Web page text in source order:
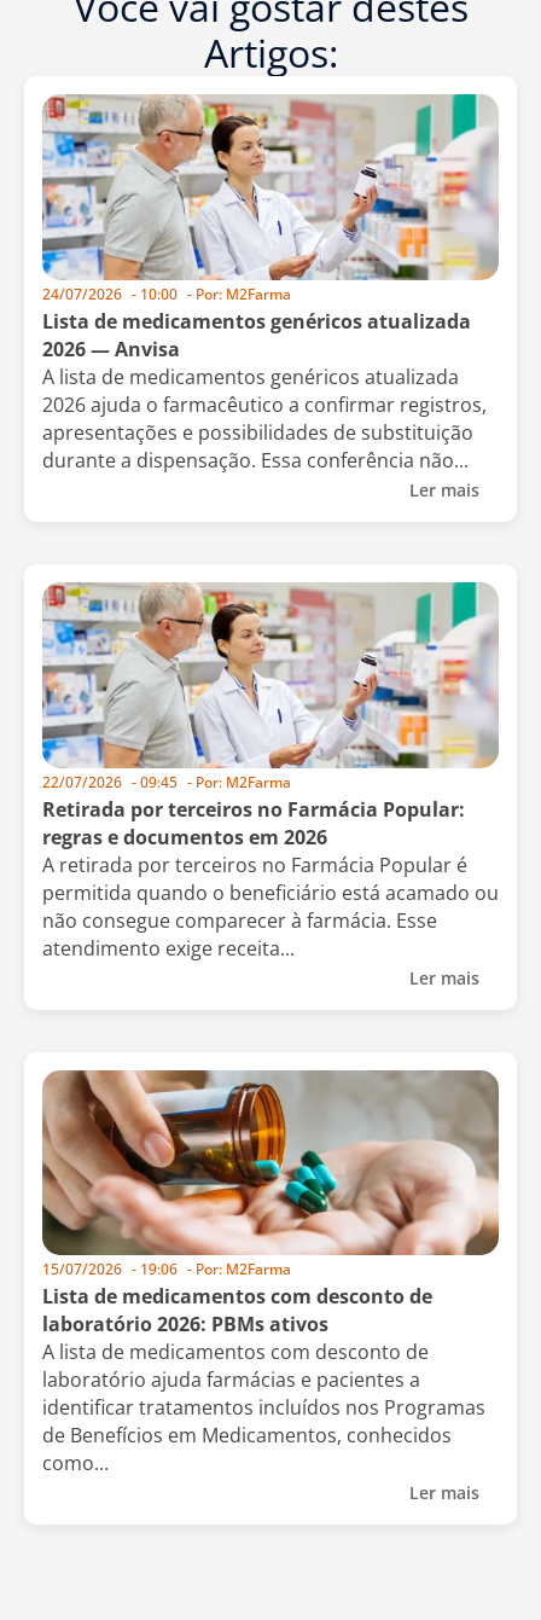
Artigos:
24/07/2026 - 10:00 - Por: M2Farma
Lista de medicamentos genéricos atualizada
2026 — Anvisa
A lista de medicamentos genéricos atualizada
2026 ajuda o farmacêutico a confirmar registros,
apresentações e possibilidades de substituição
durante a dispensação. Essa conferência não...
Ler mais
22/07/2026 -09:45 - Por: M2Farma
Retirada por terceiros no Farmácia Popular:
regras e documentos em 2026
A retirada por terceiros no Farmácia Popular é
permitida quando o beneficiário está acamado ou
não consegue comparecer à farmácia. Esse
atendimento exige receita...
Ler mais
15/07/2026 - 19:06 - Por: M2Farma
Lista de medicamentos com desconto de
laboratório 2026: PBMs ativos
A lista de medicamentos com desconto de
laboratório ajuda farmácias e pacientes a
identificar tratamentos incluídos nos Programas
de Benefícios em Medicamentos, conhecidos
como...
Ler mais